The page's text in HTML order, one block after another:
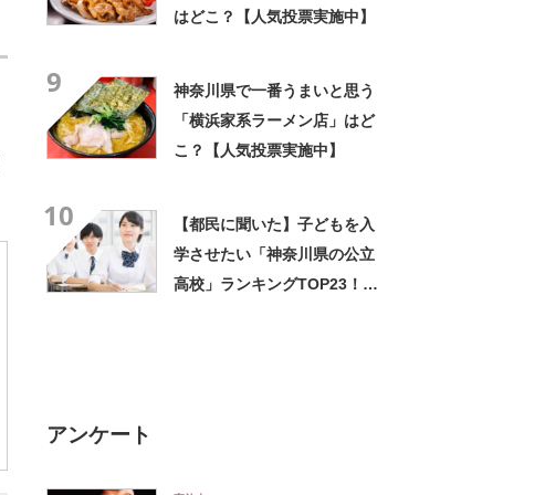
はどこ？【人気投票実施中】
9
神奈川県で一番うまいと思う
「横浜家系ラーメン店」はど
こ？【人気投票実施中】
10
【都民に聞いた】子どもを入
学させたい「神奈川県の公立
高校」ランキングTOP23！
アンケート